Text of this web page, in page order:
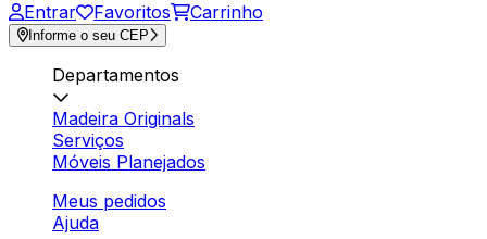
Entrar Favoritos Carrinho
Informe o seu CEP
Departamentos
Madeira Originals
Serviços
Móveis Planejados
Meus pedidos
Ajuda